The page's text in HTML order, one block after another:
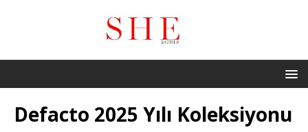
Defacto 2025 Yılı Koleksiyonu